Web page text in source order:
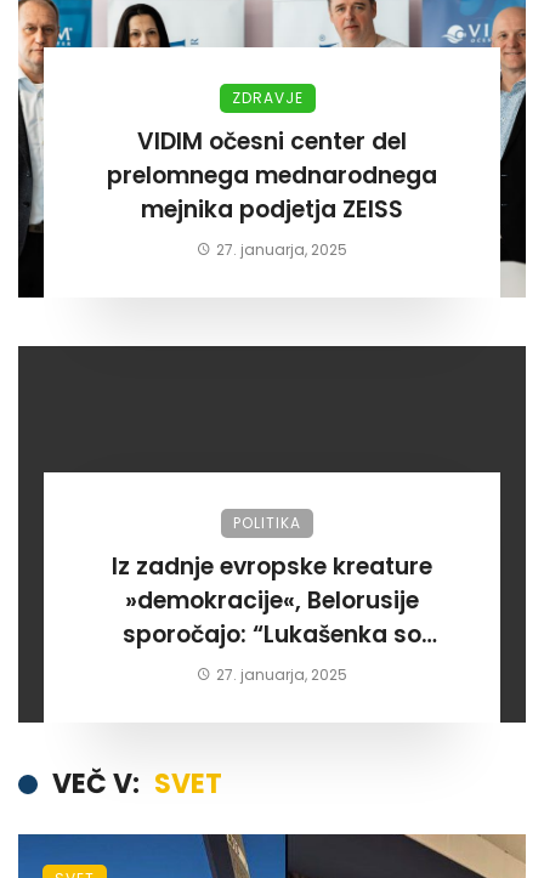
ZDRAVJE
VIDIM očesni center del
prelomnega mednarodnega
mejnika podjetja ZEISS
27. januarja, 2025
POLITIKA
Iz zadnje evropske kreature
»demokracije«, Belorusije
sporočajo: “Lukašenka so
razglasili za zmagovalca
27. januarja, 2025
VEČ V: SVET